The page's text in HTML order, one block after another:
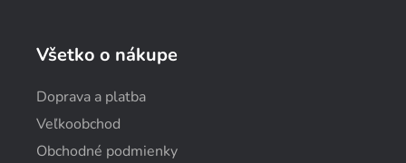
Všetko o nákupe
Doprava a platba
Veľkoobchod
Obchodné podmienky